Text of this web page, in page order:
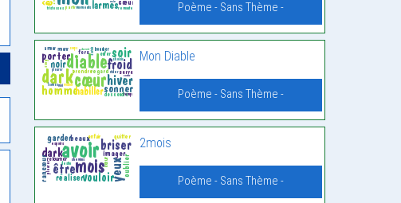
Poème - Sans Thème -
Mon Diable
Poème - Sans Thème -
2mois
Poème - Sans Thème -